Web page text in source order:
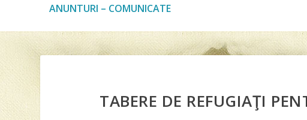
ANUNTURI – COMUNICATE
TABERE DE REFUGIAŢI